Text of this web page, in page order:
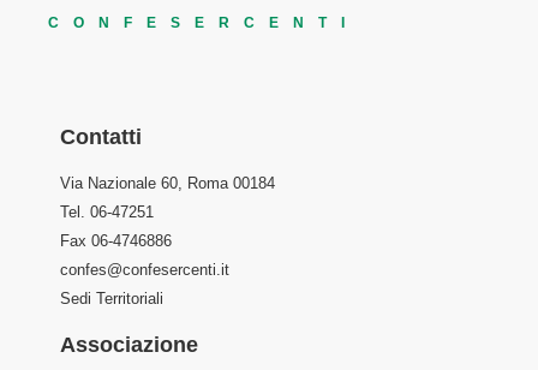
CONFESERCENTI
Contatti
Via Nazionale 60, Roma 00184
Tel. 06-47251
Fax 06-4746886
confes@confesercenti.it
Sedi Territoriali
Associazione